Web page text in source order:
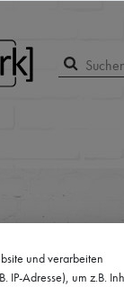
und verarbeiten
IP-Adresse), um z.B.